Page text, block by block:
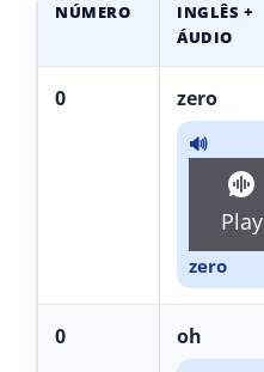
NÚMERO
INGLÊS +
ÁUDIO
0 zero
🔊
Play
zero
0 oh